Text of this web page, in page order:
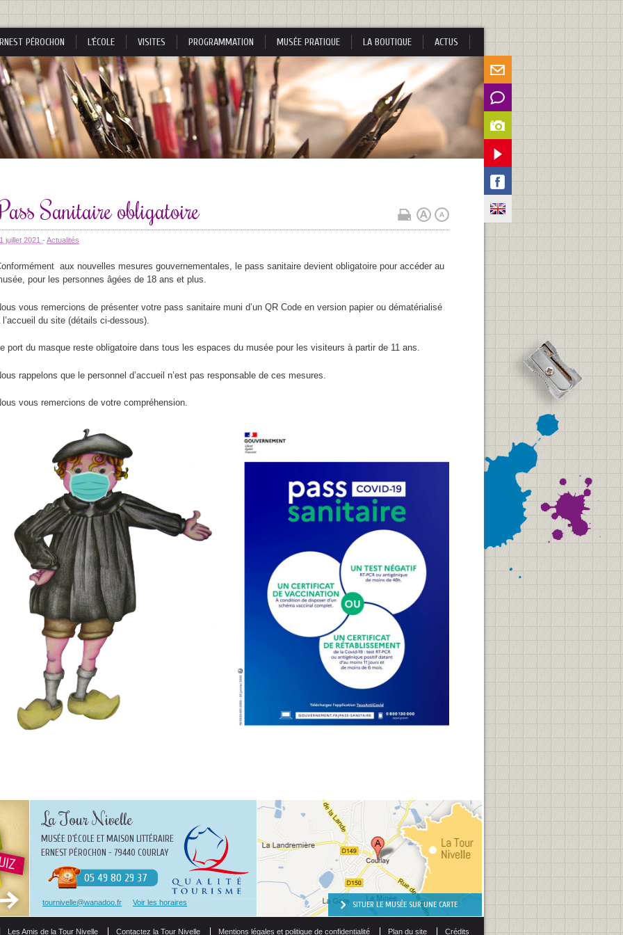
PÉROCHON L’ÉCOLE VISITES PROGRAMMATION MUSÉE PRATIQUE LA BOUTIQUE ACTUS
Sanitaire obligatoire
juillet 2021 - Actualités
aux nouvelles mesures gouvernementales, le pass sanitaire devient obligatoire pour accéder au
pour les personnes âgées de 18 ans et plus.
vous remercions de présenter votre pass sanitaire muni d’un QR Code en version papier ou dématérialisé
l’accueil du site (détails ci-dessous).
port du masque reste obligatoire dans tous les espaces du musée pour les visiteurs à partir de 11 ans.
rappelons que le personnel d’accueil n’est pas responsable de ces mesures.
vous remercions de votre compréhension.
La Tour Nivelle
MUSÉE D'ÉCOLE ET MAISON LITTÉRAIRE
ERNEST PÉROCHON - 79440 COURLAY
05 49 80 29 37
tournivelle@wanadoo.fr Voir les horaires SITUER LE MUSÉE SUR UNE CARTE
Les Amis de la Tour Nivelle Contactez la Tour Nivelle Mentions légales et politique de confidentialité Plan du site Crédits